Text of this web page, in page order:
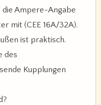
die Ampere-Angabe
mit (CEE 16A/32A).
ist praktisch.
des
Kupplungen